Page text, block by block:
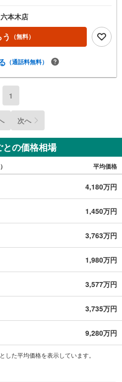
本木店
（無料）
（通話料無料）
1
次へ
の価格相場
平均価格
4,180万円
1,450万円
3,763万円
1,980万円
3,577万円
3,735万円
9,280万円
た平均価格を表示しています。